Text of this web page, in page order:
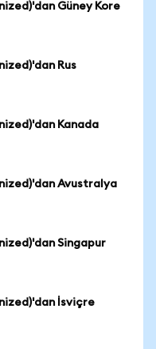
Güney Kore
Rus
Kanada
Avustralya
Singapur
İsviçre